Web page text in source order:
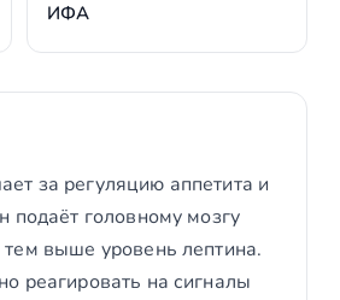
ИФА
за регуляцию аппетита и
подаёт головному мозгу
выше уровень лептина.
реагировать на сигналы